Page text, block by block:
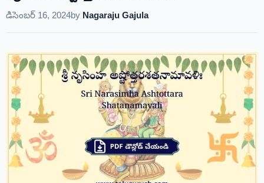
డిసెంబర్ 16, 2024by Nagaraju Gajula